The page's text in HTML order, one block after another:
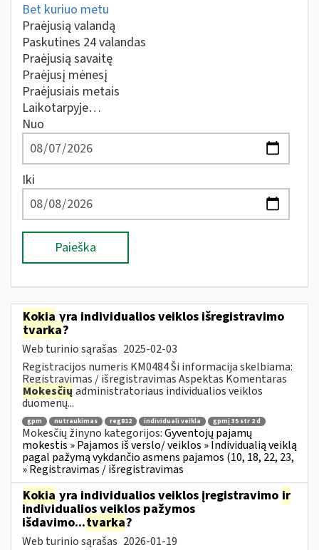
Bet kuriuo metu
Praėjusią valandą
Paskutines 24 valandas
Praėjusią savaitę
Praėjusį mėnesį
Praėjusiais metais
Laikotarpyje…
Nuo
Iki
Paieška
Kokia yra individualios veiklos išregistravimo
tvarka?
Web turinio sąrašas 2025-02-03
Registracijos numeris KM0484 Ši informacija skelbiama:
Registravimas / išregistravimas Aspektas Komentaras
Mokesčių administratoriaus individualios veiklos
duomenų...
gpm nutraukimas reg812 individuali veikla gpmį 35 str 2 d
Mokesčių žinyno kategorijos:Gyventojų pajamų
mokestis » Pajamos iš verslo/ veiklos » Individualią veiklą
pagal pažymą vykdančio asmens pajamos (10, 18, 22, 23,
» Registravimas / išregistravimas
Kokia yra individualios veiklos įregistravimo ir
individualios veiklos pažymos
išdavimo...tvarka?
Web turinio sąrašas 2026-01-19